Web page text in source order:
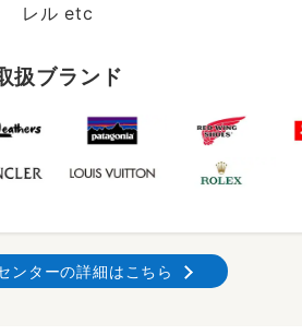
レル etc
扱ブランド
ンターの詳細はこちら